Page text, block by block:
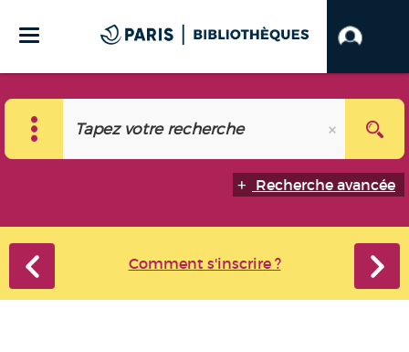
Recherche avancée
Comment s'inscrire ?